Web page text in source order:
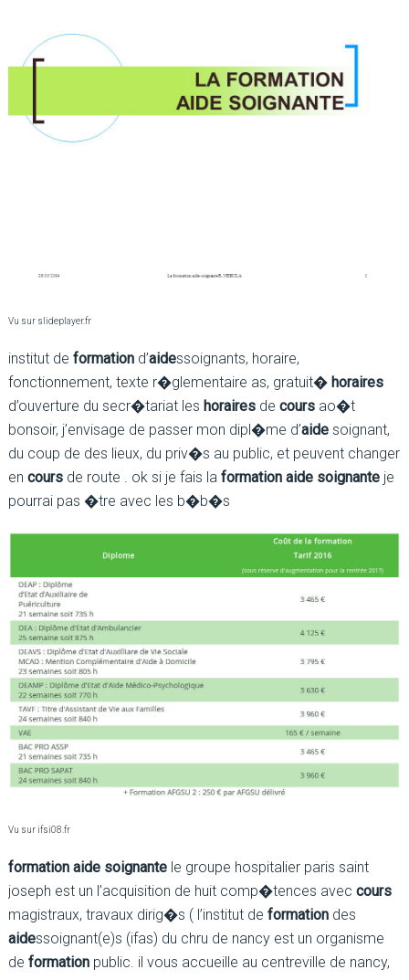
Vu sur slideplayer.fr
institut de formationd’aidessoignants, horaire,
fonctionnement, texte r�glementaire as, gratuit� horaires
d’ouverture du secr�tariat les horairesde coursao�t
bonsoir, j’envisage de passer mon dipl�me d’aidesoignant,
du coup de des lieux, du priv�s au public, et peuvent changer
en coursde route . ok si je fais la formation aide soignanteje
pourrai pas �tre avec les b�b�s
Vu sur ifsi08.fr
formation aide soignantele groupe hospitalier paris saint
joseph est un l’acquisition de huit comp�tences avec cours
magistraux, travaux dirig�s ( l’institut de formationdes
aidessoignant(e)s (ifas) du chru de nancy est un organisme
de formationpublic. il vous accueille au centreville de nancy,